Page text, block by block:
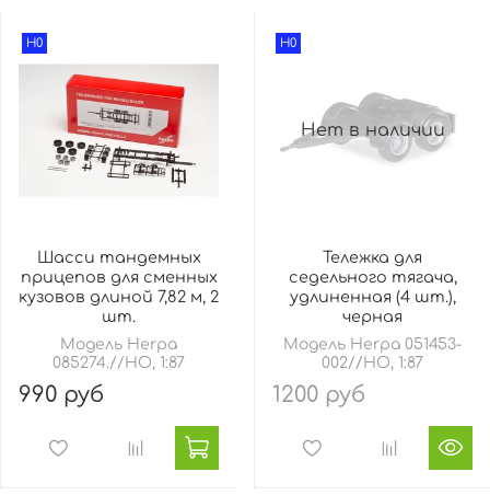
H0
Шасси тандемных
прицепов для сменных
кузовов длиной 7,82 м, 2
шт.
Модель Herpa
085274.//HO, 1:87
990 руб
Нет в наличии
H0
Тележка для
седельного тягача,
удлиненная (4 шт.),
черная
Модель Herpa 051453-
002//HO, 1:87
1200 руб